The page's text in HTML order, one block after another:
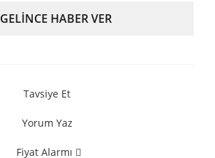
GELİNCE HABER VER
Tavsiye Et
Yorum Yaz
Fiyat Alarmı